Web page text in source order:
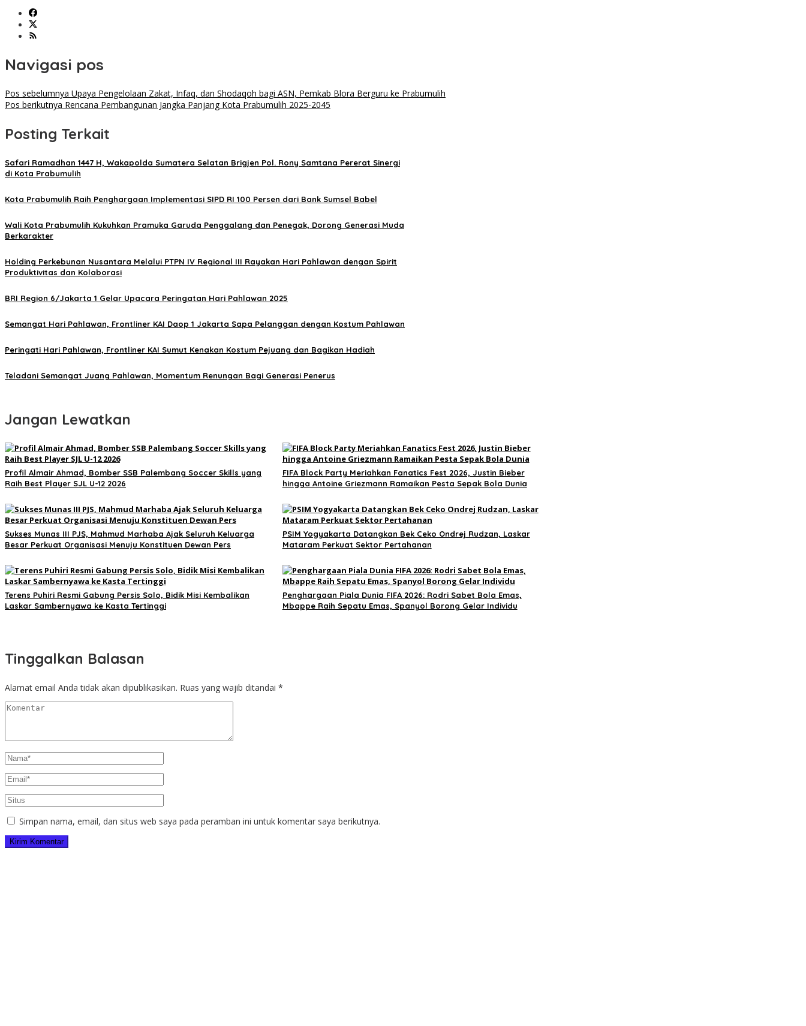
Navigasi pos
Pos sebelumnya Upaya Pengelolaan Zakat, Infaq, dan Shodaqoh bagi ASN, Pemkab Blora Berguru ke Prabumulih
Pos berikutnya Rencana Pembangunan Jangka Panjang Kota Prabumulih 2025-2045
Posting Terkait
Safari Ramadhan 1447 H, Wakapolda Sumatera Selatan Brigjen Pol. Rony Samtana Pererat Sinergi
di Kota Prabumulih
Kota Prabumulih Raih Penghargaan Implementasi SIPD RI 100 Persen dari Bank Sumsel Babel
Wali Kota Prabumulih Kukuhkan Pramuka Garuda Penggalang dan Penegak, Dorong Generasi Muda
Berkarakter
Holding Perkebunan Nusantara Melalui PTPN IV Regional III Rayakan Hari Pahlawan dengan Spirit
Produktivitas dan Kolaborasi
BRI Region 6/Jakarta 1 Gelar Upacara Peringatan Hari Pahlawan 2025
Semangat Hari Pahlawan, Frontliner KAI Daop 1 Jakarta Sapa Pelanggan dengan Kostum Pahlawan
Peringati Hari Pahlawan, Frontliner KAI Sumut Kenakan Kostum Pejuang dan Bagikan Hadiah
Teladani Semangat Juang Pahlawan, Momentum Renungan Bagi Generasi Penerus
Jangan Lewatkan
Profil Almair Ahmad, Bomber SSB Palembang Soccer Skills yang
Raih Best Player SJL U-12 2026
FIFA Block Party Meriahkan Fanatics Fest 2026, Justin Bieber
hingga Antoine Griezmann Ramaikan Pesta Sepak Bola Dunia
Sukses Munas III PJS, Mahmud Marhaba Ajak Seluruh Keluarga
Besar Perkuat Organisasi Menuju Konstituen Dewan Pers
PSIM Yogyakarta Datangkan Bek Ceko Ondrej Rudzan, Laskar
Mataram Perkuat Sektor Pertahanan
Terens Puhiri Resmi Gabung Persis Solo, Bidik Misi Kembalikan
Laskar Sambernyawa ke Kasta Tertinggi
Penghargaan Piala Dunia FIFA 2026: Rodri Sabet Bola Emas,
Mbappe Raih Sepatu Emas, Spanyol Borong Gelar Individu
Tinggalkan Balasan
Alamat email Anda tidak akan dipublikasikan. Ruas yang wajib ditandai *
Simpan nama, email, dan situs web saya pada peramban ini untuk komentar saya berikutnya.